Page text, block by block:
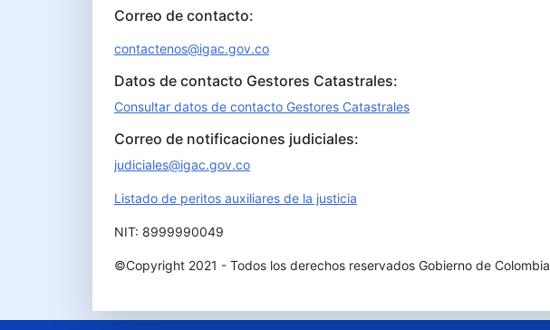
Correo de contacto:
contactenos@igac.gov.co
Datos de contacto Gestores Catastrales:
Consultar datos de contacto Gestores Catastrales
Correo de notificaciones judiciales:
judiciales@igac.gov.co
Listado de peritos auxiliares de la justicia
NIT: 8999990049
©Copyright 2021 - Todos los derechos reservados Gobierno de Colombia